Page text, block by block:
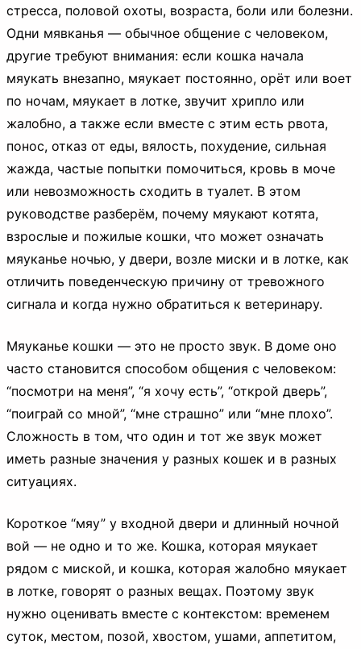
стресса, половой охоты, возраста, боли или болезни.
Одни мявканья — обычное общение с человеком,
другие требуют внимания: если кошка начала
мяукать внезапно, мяукает постоянно, орёт или воет
по ночам, мяукает в лотке, звучит хрипло или
жалобно, а также если вместе с этим есть рвота,
понос, отказ от еды, вялость, похудение, сильная
жажда, частые попытки помочиться, кровь в моче
или невозможность сходить в туалет. В этом
руководстве разберём, почему мяукают котята,
взрослые и пожилые кошки, что может означать
мяуканье ночью, у двери, возле миски и в лотке, как
отличить поведенческую причину от тревожного
сигнала и когда нужно обратиться к ветеринару.
Мяуканье кошки — это не просто звук. В доме оно
часто становится способом общения с человеком:
“посмотри на меня”, “я хочу есть”, “открой дверь”,
“поиграй со мной”, “мне страшно” или “мне плохо”.
Сложность в том, что один и тот же звук может
иметь разные значения у разных кошек и в разных
ситуациях.
Короткое “мяу” у входной двери и длинный ночной
вой — не одно и то же. Кошка, которая мяукает
рядом с миской, и кошка, которая жалобно мяукает
в лотке, говорят о разных вещах. Поэтому звук
нужно оценивать вместе с контекстом: временем
суток, местом, позой, хвостом, ушами, аппетитом,